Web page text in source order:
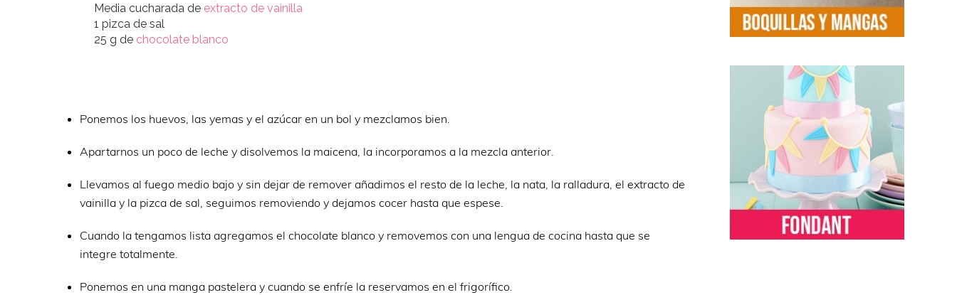
Media cucharada de extracto de vainilla
1 pizca de sal
25 g de chocolate blanco
Ponemos los huevos, las yemas y el azúcar en un bol y mezclamos bien.
Apartarnos un poco de leche y disolvemos la maicena, la incorporamos a la mezcla anterior.
Llevamos al fuego medio bajo y sin dejar de remover añadimos el resto de la leche, la nata, la ralladura, el extracto de
vainilla y la pizca de sal, seguimos removiendo y dejamos cocer hasta que espese.
Cuando la tengamos lista agregamos el chocolate blanco y removemos con una lengua de cocina hasta que se
integre totalmente.
Ponemos en una manga pastelera y cuando se enfríe la reservamos en el frigorífico.